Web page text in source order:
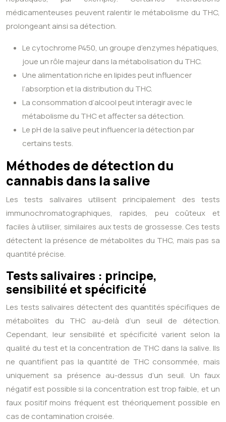
médicamenteuses peuvent ralentir le métabolisme du THC,
prolongeant ainsi sa détection.
Le cytochrome P450, un groupe d’enzymes hépatiques,
joue un rôle majeur dans la métabolisation du THC.
Une alimentation riche en lipides peut influencer
l’absorption et la distribution du THC.
La consommation d’alcool peut interagir avec le
métabolisme du THC et affecter sa détection.
Le pH de la salive peut influencer la détection par
certains tests.
Méthodes de détection du
cannabis dans la salive
Les tests salivaires utilisent principalement des tests
immunochromatographiques, rapides, peu coûteux et
faciles à utiliser, similaires aux tests de grossesse. Ces tests
détectent la présence de métabolites du THC, mais pas sa
quantité précise.
Tests salivaires : principe,
sensibilité et spécificité
Les tests salivaires détectent des quantités spécifiques de
métabolites du THC au-delà d’un seuil de détection.
Cependant, leur sensibilité et spécificité varient selon la
qualité du test et la concentration de THC dans la salive. Ils
ne quantifient pas la quantité de THC consommée, mais
uniquement sa présence au-dessus d’un seuil. Un faux
négatif est possible si la concentration est trop faible, et un
faux positif moins fréquent est théoriquement possible en
cas de contamination croisée.